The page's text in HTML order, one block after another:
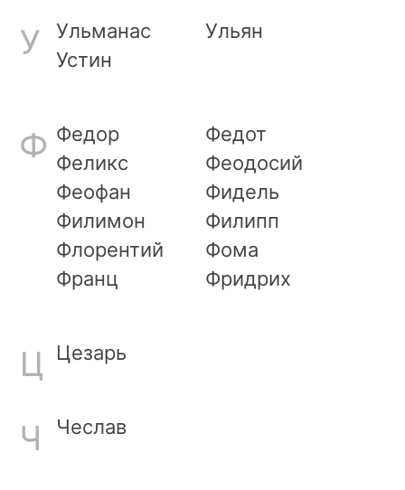
У Ульманас
Ульян
Устин
Ф Федор
Федот
Феликс
Феодосий
Феофан
Фидель
Филимон
Филипп
Флорентий
Фома
Франц
Фридрих
Ц Цезарь
Ч Чеслав